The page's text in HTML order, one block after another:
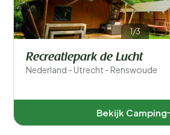
1/3
Recreatiepark de Lucht
Nederland - Utrecht - Renswoude
Bekijk Camping